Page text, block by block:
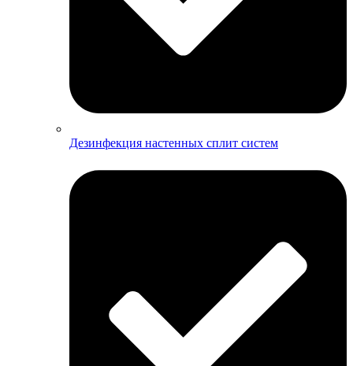
Дезинфекция настенных сплит систем